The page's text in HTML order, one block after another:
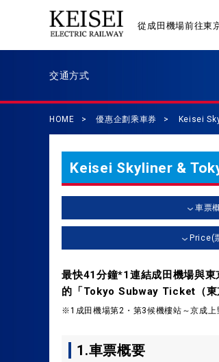
從成田機場前往東
交通方式
HOME 優惠企劃乘車券 Keisei
Keisei Skyliner &
車票
Price(
最快41分鐘*1連結成田機場與
的「Tokyo Subway Ticket（東
※1成田機場第2・第3候機樓站～京成上
1.車票概要